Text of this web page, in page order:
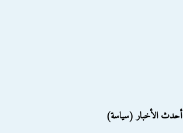
أحدث الأخبار (سياسة)